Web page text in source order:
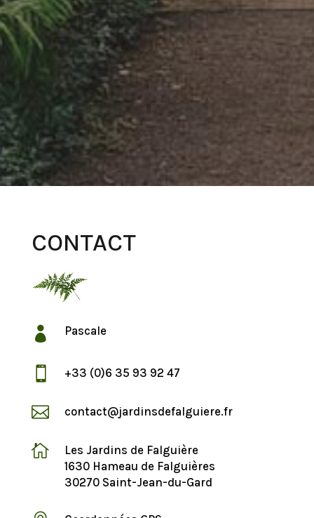
CONTACT
 Pascale
 +33 (0)6 35 93 92 47
 contact@jardinsdefalguiere.fr

Les Jardins de Falguière
1630 Hameau de Falguières
30270 Saint-Jean-du-Gard